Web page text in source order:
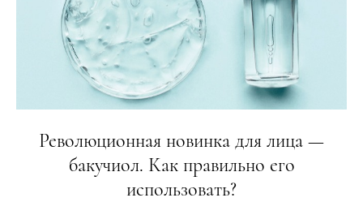
Революционная новинка для лица —
бакучиол. Как правильно его
использовать?